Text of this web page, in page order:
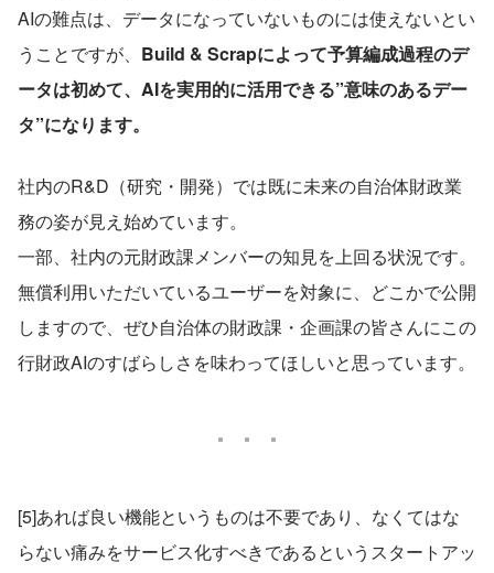
AIの難点は、データになっていないものには使えないとい
うことですが、 Build & Scrapによって予算編成過程のデ
ータは初めて、AIを実用的に活用できる”意味のあるデー
タ”になります。
社内のR&D（研究・開発）では既に未来の自治体財政業
務の姿が見え始めています。
一部、社内の元財政課メンバーの知見を上回る状況です。
無償利用いただいているユーザーを対象に、どこかで公開
しますので、ぜひ自治体の財政課・企画課の皆さんにこの
行財政AIのすばらしさを味わってほしいと思っています。
[5]あれば良い機能というものは不要であり、なくてはな
らない痛みをサービス化すべきであるというスタートアッ